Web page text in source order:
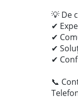
💡 De
✔
✔
✔
✔
📞